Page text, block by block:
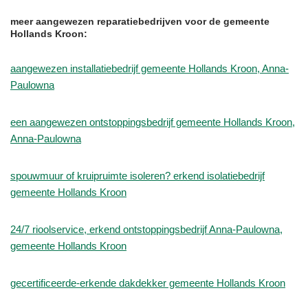
meer aangewezen reparatiebedrijven voor de gemeente
Hollands Kroon:
aangewezen installatiebedrijf gemeente Hollands Kroon, Anna-
Paulowna
een aangewezen ontstoppingsbedrijf gemeente Hollands Kroon,
Anna-Paulowna
spouwmuur of kruipruimte isoleren? erkend isolatiebedrijf
gemeente Hollands Kroon
24/7 rioolservice, erkend ontstoppingsbedrijf Anna-Paulowna,
gemeente Hollands Kroon
gecertificeerde-erkende dakdekker gemeente Hollands Kroon